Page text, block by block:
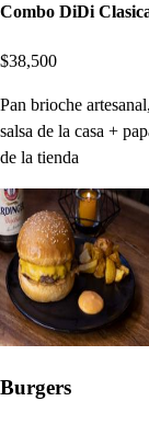
Combo DiDi
$38,500
Pan brioche
salsa de la casa +
de la tienda
Burgers